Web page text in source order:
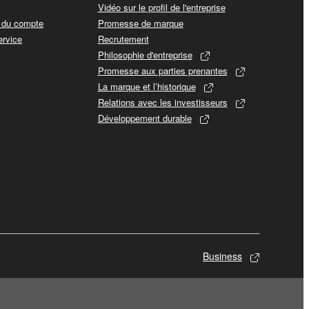
compte
Vidéo sur le profil de l'entreprise
Promesse de marque
Recrutement
Philosophie d'entreprise
Promesse aux parties prenantes
La marque et l’historique
Relations avec les investisseurs
Développement durable
Business